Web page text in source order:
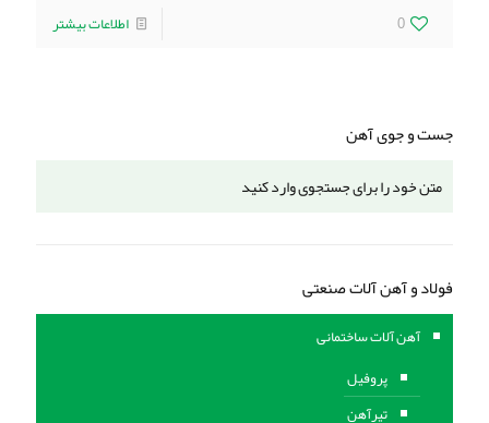
0
اطلاعات بیشتر
جست و جوی آهن
فولاد و آهن آلات صنعتی
آهن آلات ساختمانی
پروفیل
تیرآهن